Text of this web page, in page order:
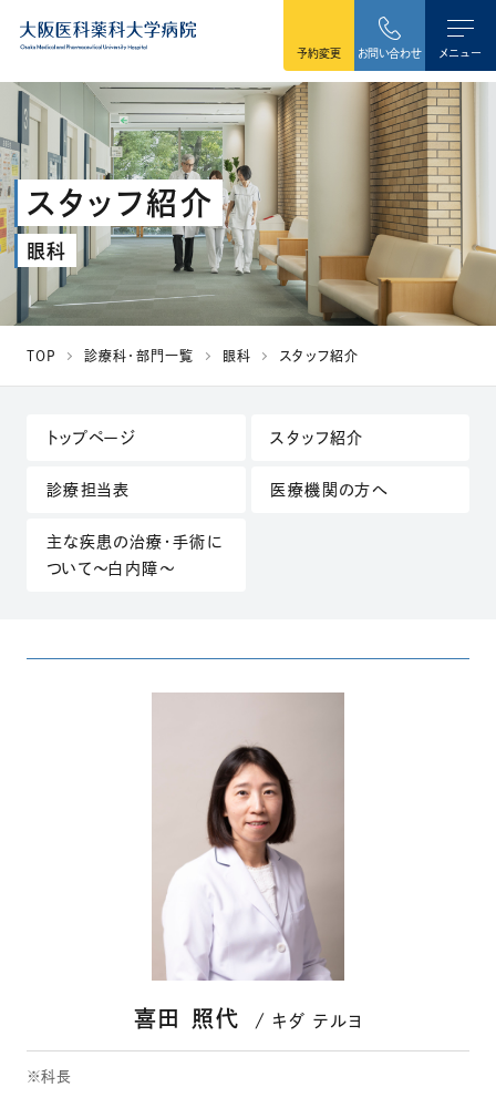
予約変更 お問い合わせ メニュー
スタッフ紹介
眼科
TOP 診療科・部門一覧 眼科 スタッフ紹介
トップページ スタッフ紹介
診療担当表
（別ウィンドウで開きます）
医療機関の方へ
主な疾患の治療・手術に
ついて～白内障～
喜田 照代 キダ テルヨ
※科長